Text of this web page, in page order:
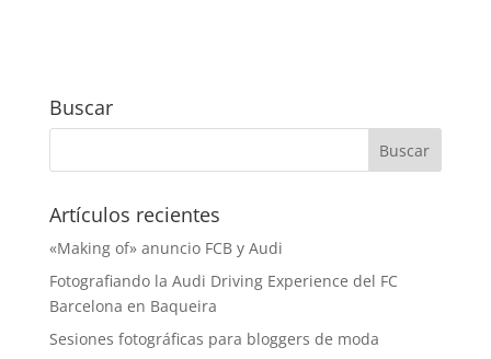
Buscar
Artículos recientes
«Making of» anuncio FCB y Audi
Fotografiando la Audi Driving Experience del FC
Barcelona en Baqueira
Sesiones fotográficas para bloggers de moda